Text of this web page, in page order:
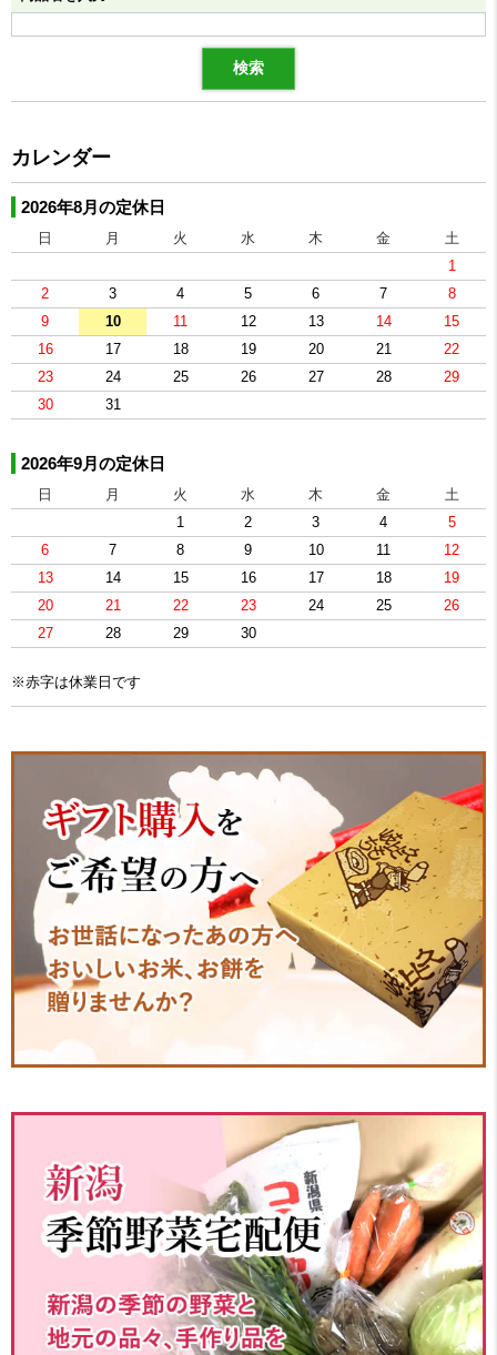
カレンダー
2026年8月の定休日
日 月 火 水 木 金
土
1
2
3 4 5 6 7
8
9
10 11 12 13 14
15
16
17 18 19 20 21
22
23
24 25 26 27 28
29
30
31
2026年9月の定休日
日 月 火 水 木 金
土
1
2 3 4
5
6
7 8 9 10 11
12
13
14 15 16 17 18
19
20
21 22 23 24 25
26
27
28 29 30
※赤字は休業日です